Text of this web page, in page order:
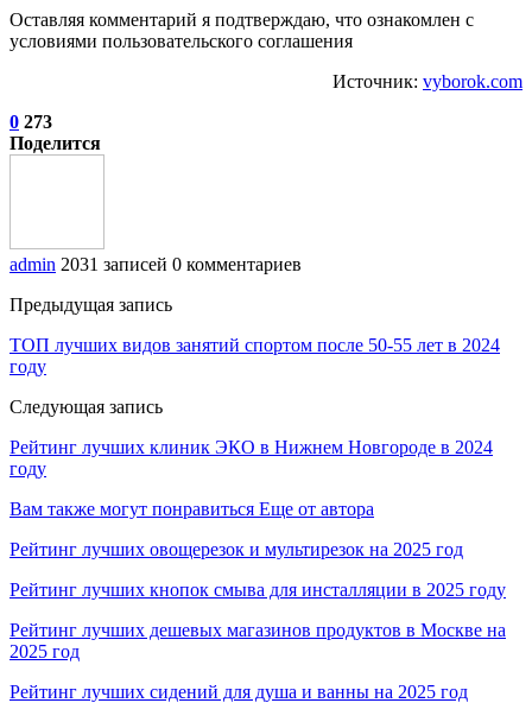
Оставляя комментарий я подтверждаю, что ознакомлен с
условиями пользовательского соглашения
Источник: vyborok.com
0 273
Поделится
admin 2031 записей 0 комментариев
Предыдущая запись
ТОП лучших видов занятий спортом после 50-55 лет в 2024
году
Следующая запись
Рейтинг лучших клиник ЭКО в Нижнем Новгороде в 2024
году
Вам также могут понравиться Еще от автора
Рейтинг лучших овощерезок и мультирезок на 2025 год
Рейтинг лучших кнопок смыва для инсталляции в 2025 году
Рейтинг лучших дешевых магазинов продуктов в Москве на
2025 год
Рейтинг лучших сидений для душа и ванны на 2025 год